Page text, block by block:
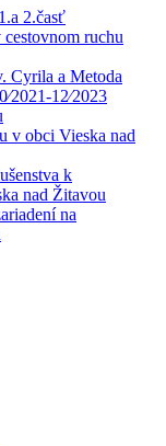
2.časť
ruchu
Cyrila a Metoda
12⁄2023
v obci Vieska nad
k
nad Žitavou
na